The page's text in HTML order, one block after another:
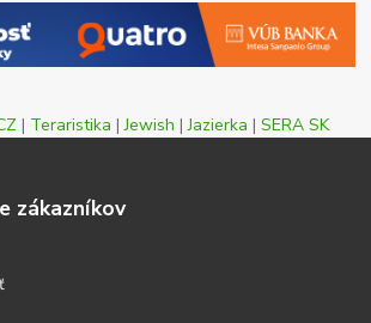
| Teraristika |Jewish |Jazierka | SERA SK
zákazníkov